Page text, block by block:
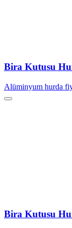
Bira Kutusu
Alüminyum hurda
Bira Kutusu